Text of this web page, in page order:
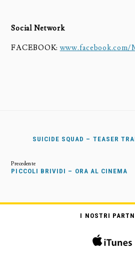
Social Network
FACEBOOK:www.facebook.com/
SUICIDE SQUAD – TEASER
PICCOLI BRIVIDI – ORA AL CINEMA
I NOSTRI